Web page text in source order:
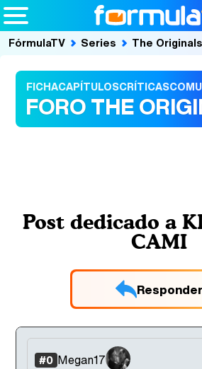
FórmulaTV Series The Originals
FICHACAPÍTULOSCRÍTICAS
FORO THE
Post dedicado a
CAMI
Responder
#0 Megan17